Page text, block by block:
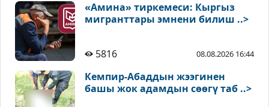
«Амина» тиркемеси: Кыргыз
мигранттары эмнени билиш ..>
5816 08.08.2026 16:44
Кемпир-Абаддын жээгинен
башы жок адамдын сөөгү таб ..>